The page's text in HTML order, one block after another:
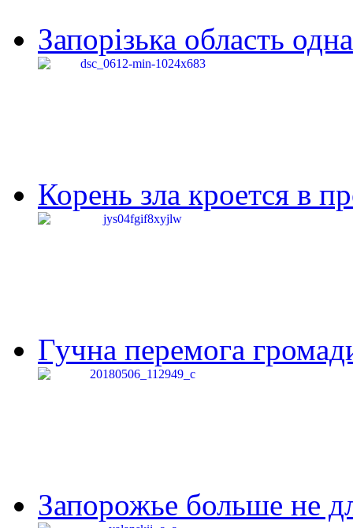
Запорізька область
Корень зла кроется в
Гучна перемога
Запорожье больше не